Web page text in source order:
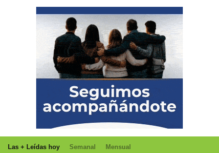
Las + Leídas hoy Semanal Mensual